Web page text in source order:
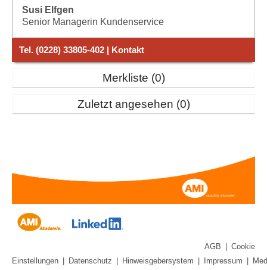
Susi Elfgen
Senior Managerin Kundenservice
Tel. (0228) 33805-402 | Kontakt
Merkliste 0
Zuletzt angesehen 0
AGB
Cookie
Einstellungen
Datenschutz Hinweisgebersystem Impressum